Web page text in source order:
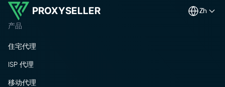
PROXYSELLER zh
产品
住宅代理
ISP 代理
移动代理